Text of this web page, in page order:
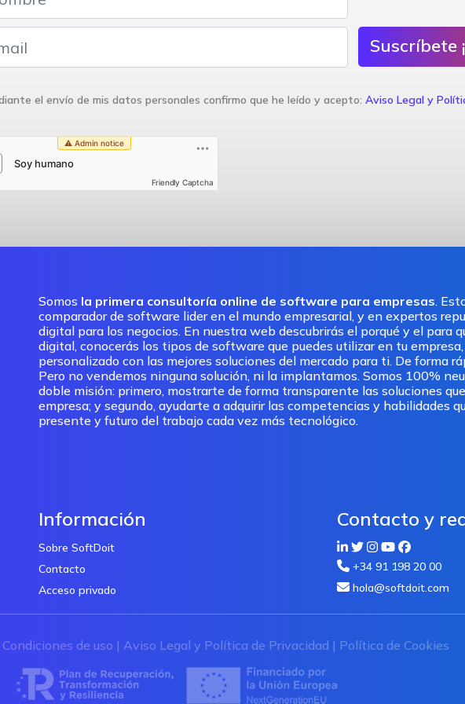
Suscríbete
el envío de mis datos personales confirmo que he leído y acepto: Aviso Legal y
Friendly Captcha
Somos la primera consultoría online de software para empresas.
comparador de software lider en el mundo empresarial, y en expertos
digital para los negocios. En nuestra web descubrirás el porqué y el para
digital, conocerás los tipos de software que puedes utilizar en tu
personalizado con las mejores soluciones del mercado para ti. De forma
Pero no vendemos ninguna solución, ni la implantamos. Somos 100%
doble misión: primero, mostrarte de forma transparente las soluciones
empresa; y segundo, ayudarte a adquirir las competencias y habilidades
presente y futuro del trabajo cada vez más tecnológico.
Información
Sobre SoftDoit
Contacto
Acceso privado
Contacto y
+34 91 198 20 00
hola@softdoit.com
Condiciones de uso | Aviso Legal y Política de Privacidad | Política de Cookies